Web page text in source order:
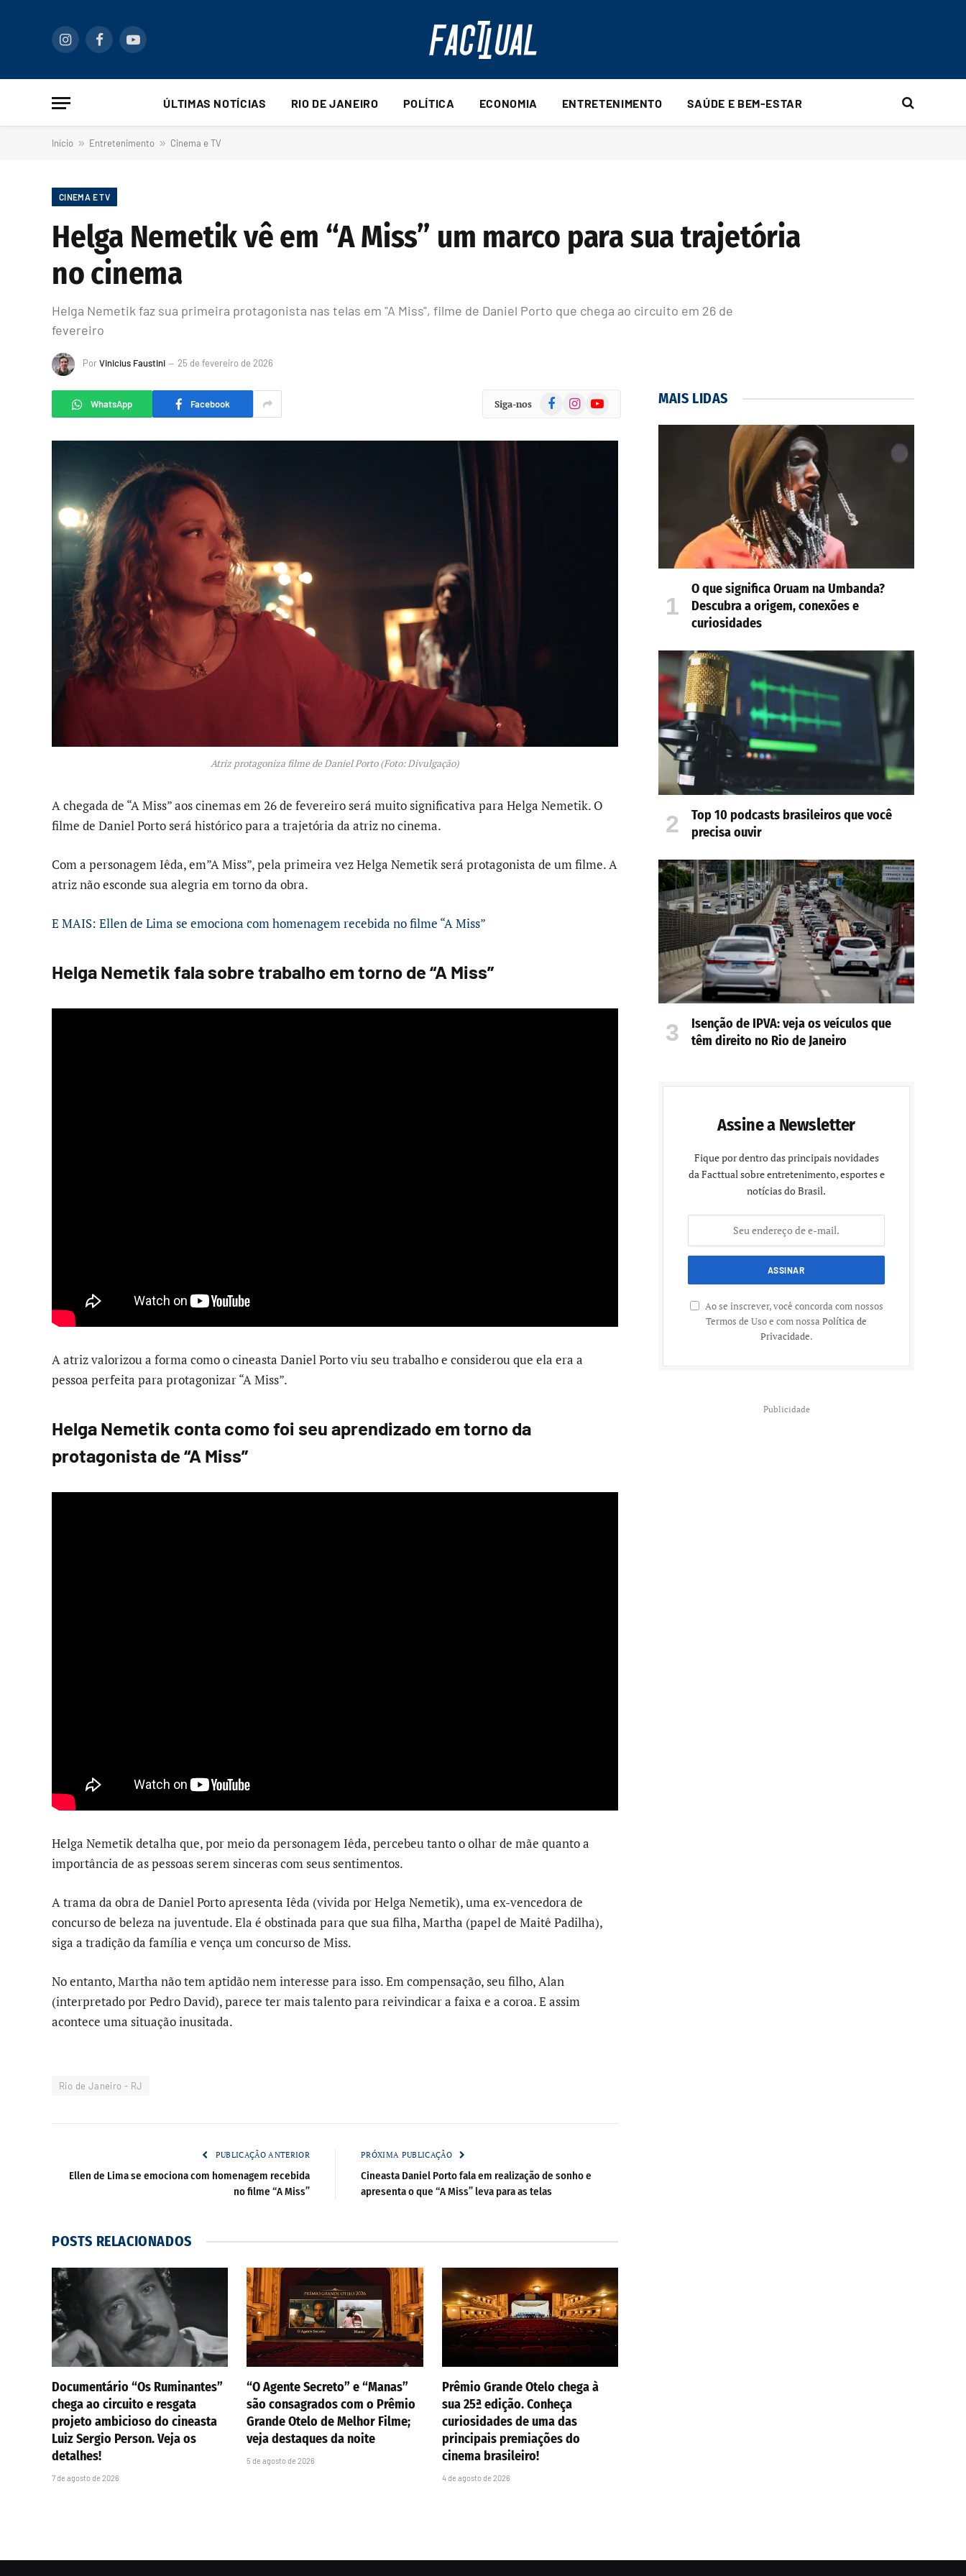
InstagramFacebookYouTube
ÚLTIMAS NOTÍCIAS RIO DE JANEIRO POLÍTICA ECONOMIA ENTRETENIMENTO SAÚDE E BEM-ESTAR
Início » Entretenimento » Cinema e TV
CINEMA E TV
Helga Nemetik vê em “A Miss” um marco para sua trajetória
no cinema
Helga Nemetik faz sua primeira protagonista nas telas em "A Miss", filme de Daniel Porto que chega ao circuito em 26 de
fevereiro
PorVinicius Faustini 25 de fevereiro de 2026
WhatsApp Facebook Siga-nos FacebookInstagramYouTube
Atriz protagoniza filme de Daniel Porto (Foto: Divulgação)
A chegada de “A Miss” aos cinemas em 26 de fevereiro será muito significativa para Helga Nemetik. O
filme de Daniel Porto será histórico para a trajetória da atriz no cinema.
Com a personagem Iêda, em”A Miss”, pela primeira vez Helga Nemetik será protagonista de um filme. A
atriz não esconde sua alegria em torno da obra.
E MAIS: Ellen de Lima se emociona com homenagem recebida no filme “A Miss”
Helga Nemetik fala sobre trabalho em torno de “A Miss”
A atriz valorizou a forma como o cineasta Daniel Porto viu seu trabalho e considerou que ela era a
pessoa perfeita para protagonizar “A Miss”.
Helga Nemetik conta como foi seu aprendizado em torno da
protagonista de “A Miss”
Helga Nemetik detalha que, por meio da personagem Iêda, percebeu tanto o olhar de mãe quanto a
importância de as pessoas serem sinceras com seus sentimentos.
A trama da obra de Daniel Porto apresenta Iêda (vivida por Helga Nemetik), uma ex-vencedora de
concurso de beleza na juventude. Ela é obstinada para que sua filha, Martha (papel de Maitê Padilha),
siga a tradição da família e vença um concurso de Miss.
No entanto, Martha não tem aptidão nem interesse para isso. Em compensação, seu filho, Alan
(interpretado por Pedro David), parece ter mais talento para reivindicar a faixa e a coroa. E assim
acontece uma situação inusitada.
Rio de Janeiro - RJ
PUBLICAÇÃO ANTERIOR
Ellen de Lima se emociona com homenagem recebida
no filme “A Miss”
PRÓXIMA PUBLICAÇÃO
Cineasta Daniel Porto fala em realização de sonho e
apresenta o que “A Miss” leva para as telas
POSTS RELACIONADOS
Documentário “Os Ruminantes”
chega ao circuito e resgata
projeto ambicioso do cineasta
Luiz Sergio Person. Veja os
detalhes!
7 de agosto de 2026
“O Agente Secreto” e “Manas”
são consagrados com o Prêmio
Grande Otelo de Melhor Filme;
veja destaques da noite
5 de agosto de 2026
Prêmio Grande Otelo chega à
sua 25ª edição. Conheça
curiosidades de uma das
principais premiações do
cinema brasileiro!
4 de agosto de 2026
MAIS LIDAS
O que significa Oruam na Umbanda?
Descubra a origem, conexões e
curiosidades
Top 10 podcasts brasileiros que você
precisa ouvir
Isenção de IPVA: veja os veículos que
têm direito no Rio de Janeiro
Assine a Newsletter
Fique por dentro das principais novidades
da Facttual sobre entretenimento, esportes e
notícias do Brasil.
Ao se inscrever, você concorda com nossos
Termos de Uso e com nossa Política de
Privacidade.
Publicidade